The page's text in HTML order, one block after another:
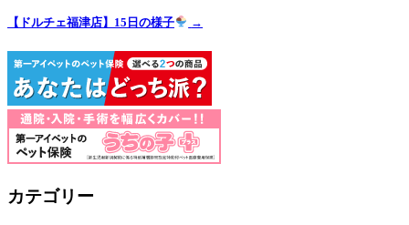
サ
ロ
ン・
ペ
【ドルチェ福津店】15日の様子 →
カテゴリー